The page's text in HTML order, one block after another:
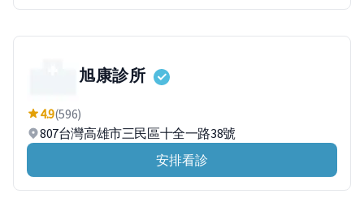
旭康診所
4.9(596)
807台灣高雄市三民區十全一路38號
安排看診